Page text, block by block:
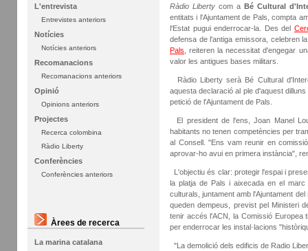
L'entrevista
Entrevistes anteriors
Notícies
Notícies anteriors
Recomanacions
Recomanacions anteriors
Opinió
Opinions anteriors
Projectes
Recerca colombina
Ràdio Liberty
Conferències
Conferències anteriors
Àrees de recerca
La marina catalana
Ràdio Liberty com a Bé Cultural
entitats i l'Ajuntament de Pals, compta
l'Estat pugui enderrocar-la. Des del
defensa de l'antiga emissora, celebren
Pals , reiteren la necessitat d'engegar
valor les antigues bases militars.
Ràdio Liberty serà Bé Cultural
aquesta declaració al ple d'aquest
petició de l'Ajuntament de Pals.
El president de l'ens, Joan Manel
habitants no tenen competències per
al Consell. "Ens vam reunir en
aprovar-ho avui en primera instància",
L'objectiu és clar: protegir l'espai i
la platja de Pals i aixecada en el
culturals, juntament amb l'Ajuntament
queden dempeus, previst pel Ministeri
tenir accés l'ACN, la Comissió Europea
per enderrocar les instal·lacions
"La demolició dels edificis de Radio